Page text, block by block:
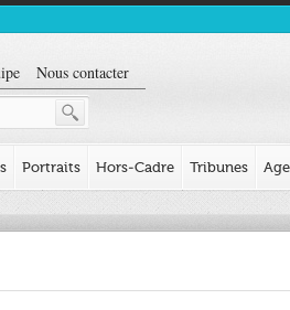
Nous contacter
Portraits Hors-Cadre Tribunes